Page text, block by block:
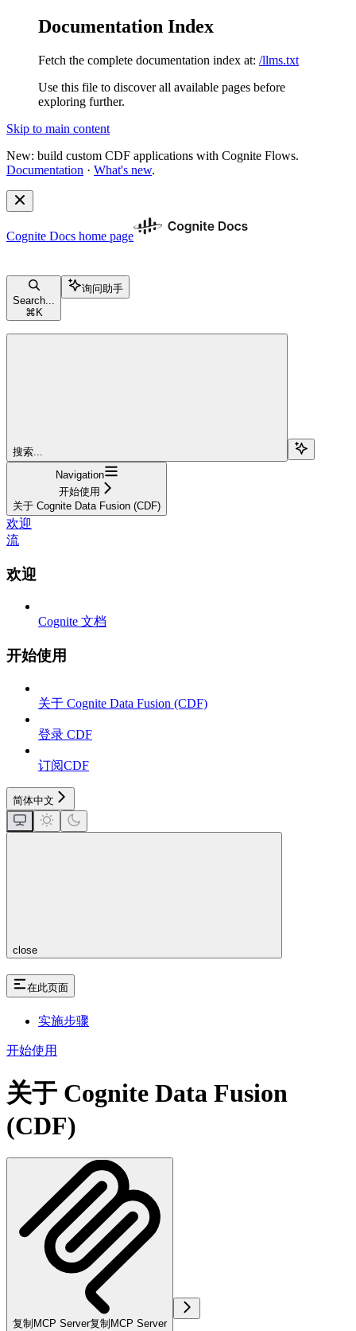
Documentation Index
Fetch the complete documentation index at: /llms.txt
Use this file to discover all available pages before
exploring further.
Skip to main content
New: build custom CDF applications with Cognite Flows.
Documentation · What's new.
Cognite Docs home page
Search...
⌘ K
询问助手
搜索...
Navigation
开始使用
关于 Cognite Data Fusion (CDF)
欢迎
流
欢迎
Cognite 文档
开始使用
关于 Cognite Data Fusion (CDF)
登录 CDF
订阅CDF
简体中文
close
在此页面
实施步骤
开始使用
关于 Cognite Data Fusion
(CDF)
复制MCP Server复制MCP Server